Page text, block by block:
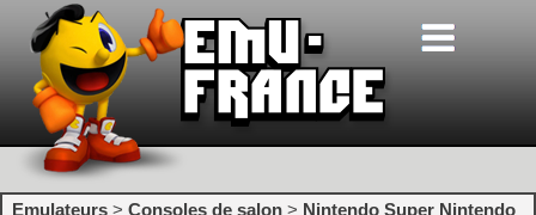
Emulateurs > Consoles de salon > Nintendo Super Nintendo